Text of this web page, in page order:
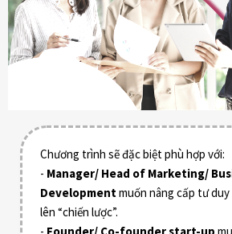
Chương trình sẽ đặc biệt phù hợp với:
- Manager/ Head of Marketing/
Developmentmuốn nâng cấp tư
lên “chiến lược”.